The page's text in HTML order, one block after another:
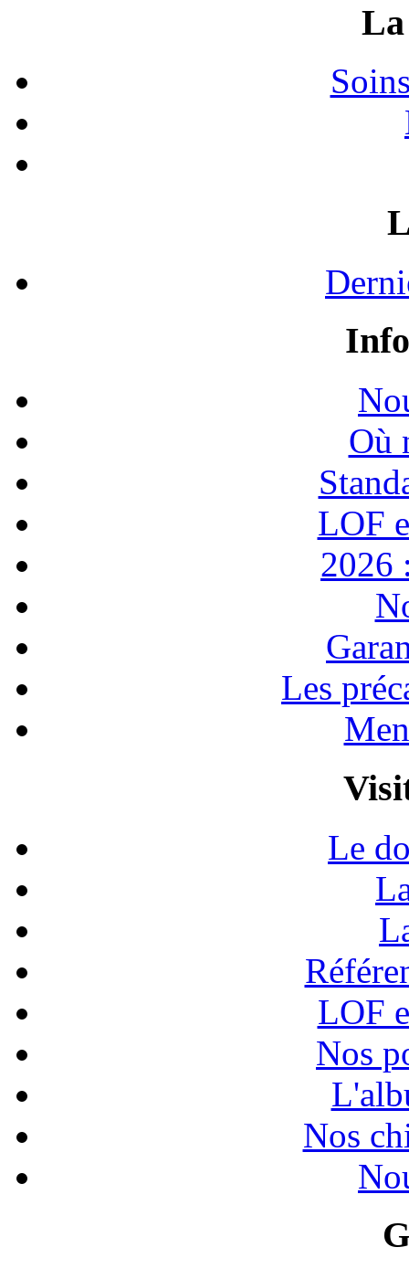
La
Où
LOF
2026
Les
Le
LOF
Nos
Nos